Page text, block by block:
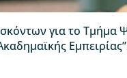
για το Τμήμα